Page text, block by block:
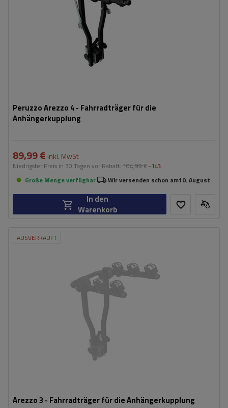
Peruzzo Arezzo 4 - Fahrradträger für die
Anhängerkupplung
teilweise klappbare Konstruktion, die die Lagerung erleichtert
möglichkeit, die Plattform sogar mit Fahrrädern abzuklappen
89,99 € inkl. MwSt
Niedrigster Preis in 30 Tagen vor Rabatt: 104,99 € -14%
Große Menge verfügbar
Wir versenden schon am10. August
In den
Warenkorb
AUSVERKAUFT
Arezzo 3 - Fahrradträger für die Anhängerkupplung
45 kg
Möglichkeit zum Neigen mit
montierten Fahrrädern:
ja
möglichkeit, die Plattform sogar mit Fahrrädern abzuklappen
teilweise klappbare Konstruktion, die die Lagerung erleichtert